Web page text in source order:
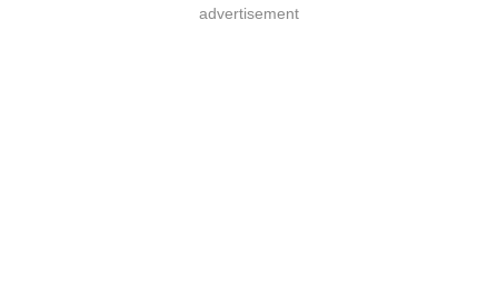
advertisement